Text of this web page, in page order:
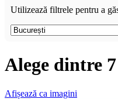
Utilizează filtrele pentru a
Alege dintre
Afișează ca imagini